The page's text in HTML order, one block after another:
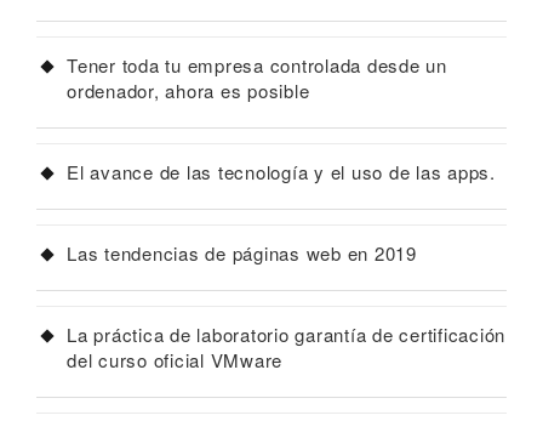
Tener toda tu empresa controlada desde un
ordenador, ahora es posible
El avance de las tecnología y el uso de las apps.
Las tendencias de páginas web en 2019
La práctica de laboratorio garantía de certificación
del curso oficial VMware